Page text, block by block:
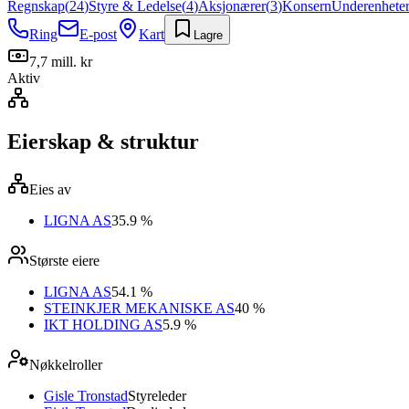
Regnskap(24)Styre & Ledelse(4)Aksjonærer(3)KonsernUnderenheter
Ring
E-post Kart Lagre
7,7 mill. kr
Aktiv
Eierskap & struktur
Eies av
LIGNA AS35.9 %
Største eiere
LIGNA AS54.1 %
STEINKJER MEKANISKE AS40 %
IKT HOLDING AS5.9 %
Nøkkelroller
Gisle TronstadStyreleder